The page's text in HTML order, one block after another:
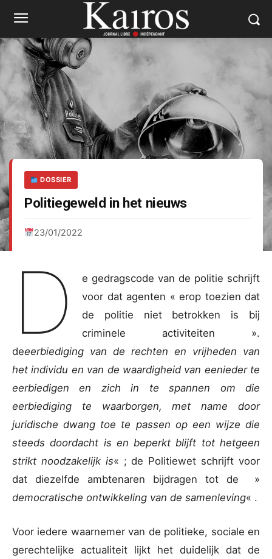
DOSSIER
Politiegeweld in het nieuws
23/01/2022
D
e gedragscode van de politie schrijft
voor dat agenten « erop toezien dat
de politie niet betrokken is bij
criminele activiteiten ».
deeerbiediging van de rechten en vrijheden van
het individu en van de waardigheid van eenieder te
eerbiedigen en zich in te spannen om die
eerbiediging te waarborgen, met name door
juridische dwang toe te passen op een wijze die
steeds doordacht is en beperkt blijft tot hetgeen
strikt noodzakelijk is« ; de Politiewet schrijft voor
dat diezelfde ambtenaren bijdragen tot de »
democratische ontwikkeling van de samenleving« .
Voor iedere waarnemer van de politieke, sociale en
gerechtelijke actualiteit lijkt het duidelijk dat de